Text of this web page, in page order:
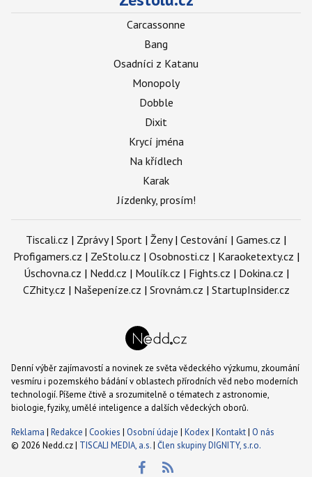
Carcassonne
Bang
Osadníci z Katanu
Monopoly
Dobble
Dixit
Krycí jména
Na křídlech
Karak
Jízdenky, prosím!
Tiscali.cz | Zprávy| Sport | Ženy| Cestování | Games.cz |
Profigamers.cz | ZeStolu.cz | Osobnosti.cz | Karaoketexty.cz |
Úschovna.cz | Nedd.cz | Moulík.cz | Fights.cz | Dokina.cz |
CZhity.cz | Našepeníze.cz | Srovnám.cz | StartupInsider.cz
Denní výběr zajímavostí a novinek ze světa vědeckého výzkumu, zkoumání
vesmíru i pozemského bádání v oblastech přírodních věd nebo moderních
technologií. Píšeme čtivě a srozumitelně o tématech z astronomie,
biologie, fyziky, umělé inteligence a dalších vědeckých oborů.
Reklama | Redakce | Cookies | Osobní údaje | Kodex | Kontakt| O nás
© 2026 Nedd.cz | TISCALI MEDIA, a.s.| Člen skupiny DIGNITY, s.r.o.